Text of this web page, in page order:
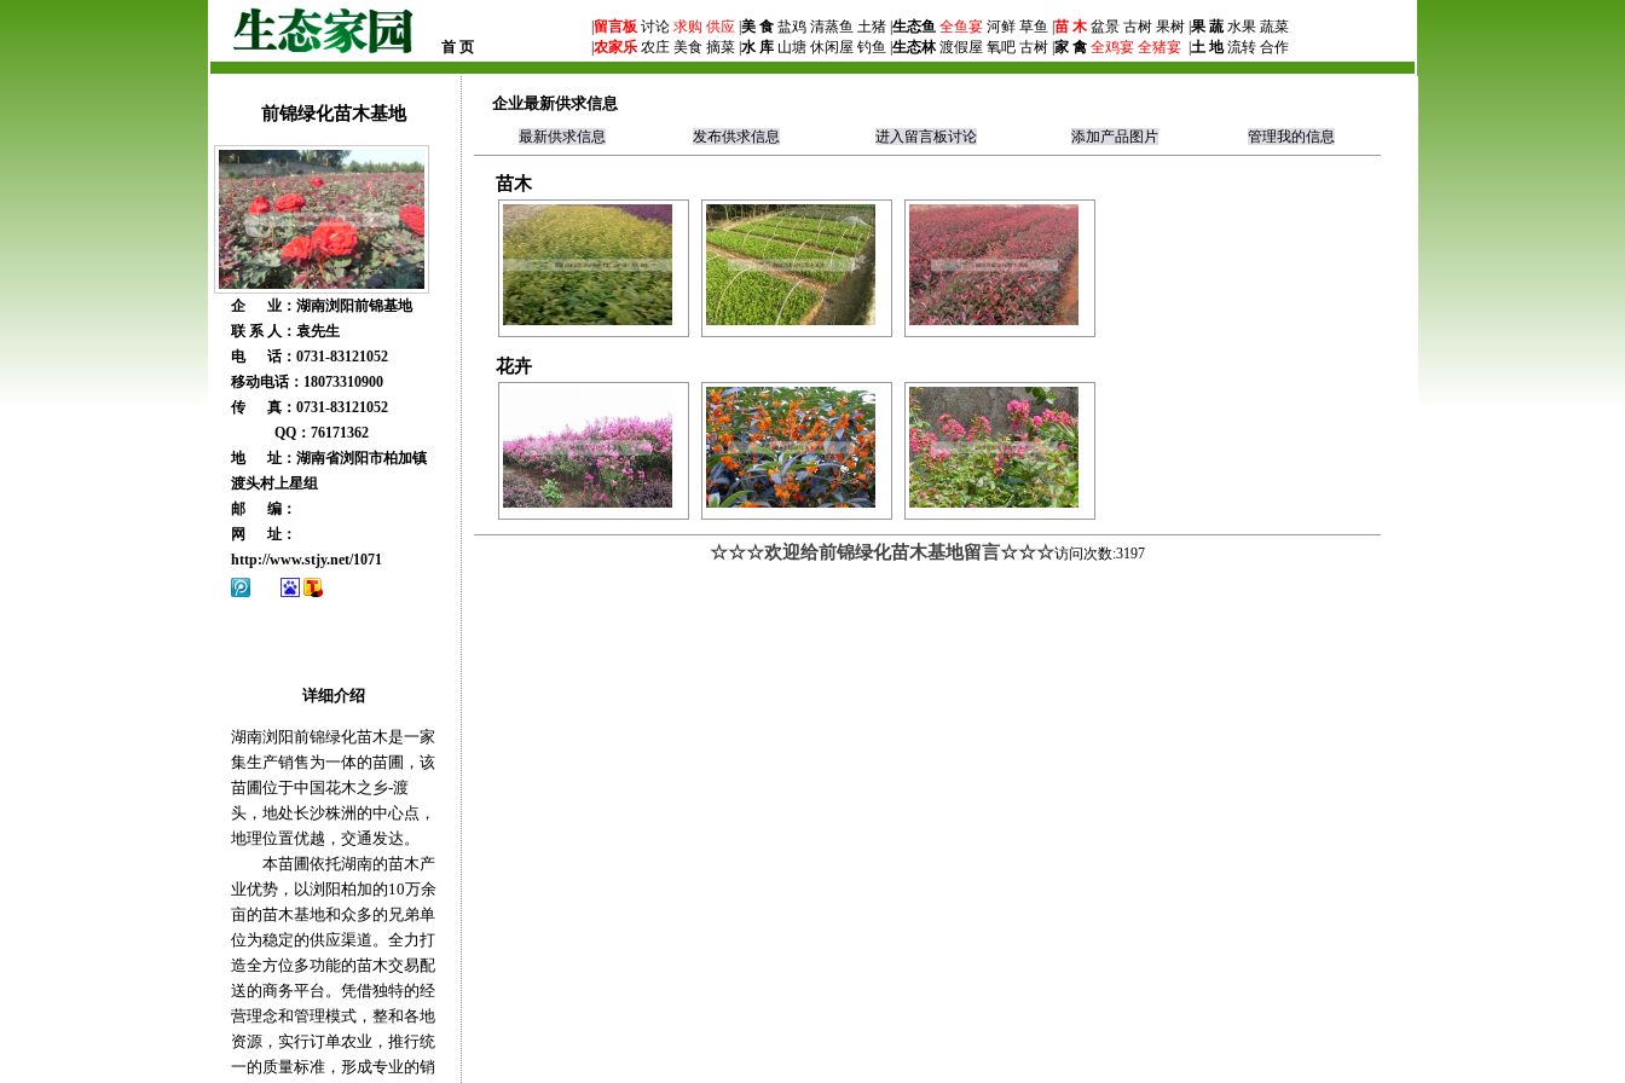
首 页
留言板 讨论 求购 供应 美 食 盐鸡 清蒸鱼 土猪 | 生态鱼 全鱼宴 河鲜 草鱼 | 苗 木 盆景 古树 果树 | 果 蔬水果 蔬菜
农家乐 农庄 美食 摘菜 | 水 库 山塘 休闲屋 钓鱼 | 生态林 渡假屋 氧吧 古树 | 家 禽 全鸡宴 全猪宴 土 地流转 合作
前锦绿化苗木基地
企 业：湖南浏阳前锦基地
联 系 人：袁先生
电 话：0731-83121052
移动电话：18073310900
传 真：0731-83121052
QQ：76171362
地 址：湖南省浏阳市柏加镇
渡头村上星组
邮 编：
网 址：
http://www.stjy.net/1071
详细介绍
湖南浏阳前锦绿化苗木是一家
集生产销售为一体的苗圃，该
苗圃位于中国花木之乡-渡
头，地处长沙株洲的中心点，
地理位置优越，交通发达。
本苗圃依托湖南的苗木产
业优势，以浏阳柏加的10万余
亩的苗木基地和众多的兄弟单
位为稳定的供应渠道。全力打
造全方位多功能的苗木交易配
送的商务平台。凭借独特的经
营理念和管理模式，整和各地
资源，实行订单农业，推行统
一的质量标准，形成专业的销
企业最新供求信息
最新供求信息 发布供求信息 进入留言板讨论 添加产品图片 管理我的信息
苗木
花卉
☆☆☆欢迎给前锦绿化苗木基地留言☆☆☆访问次数:3197